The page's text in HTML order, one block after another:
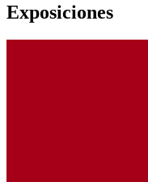
Exposiciones